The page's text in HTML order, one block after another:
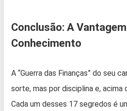
Conclusão: A
Conhecimento
A “Guerra das Finanças” do seu
sorte, mas por disciplina e,
Cada um desses 17 segredos é